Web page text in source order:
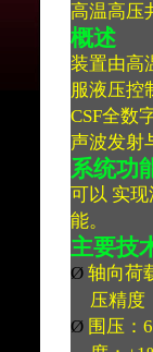
高温高压
概述
装置由高
服液压控
CSF全数
声波发射
系统功
可以 实
能。
主要技
Ø 轴向荷
压精度
Ø 围压：